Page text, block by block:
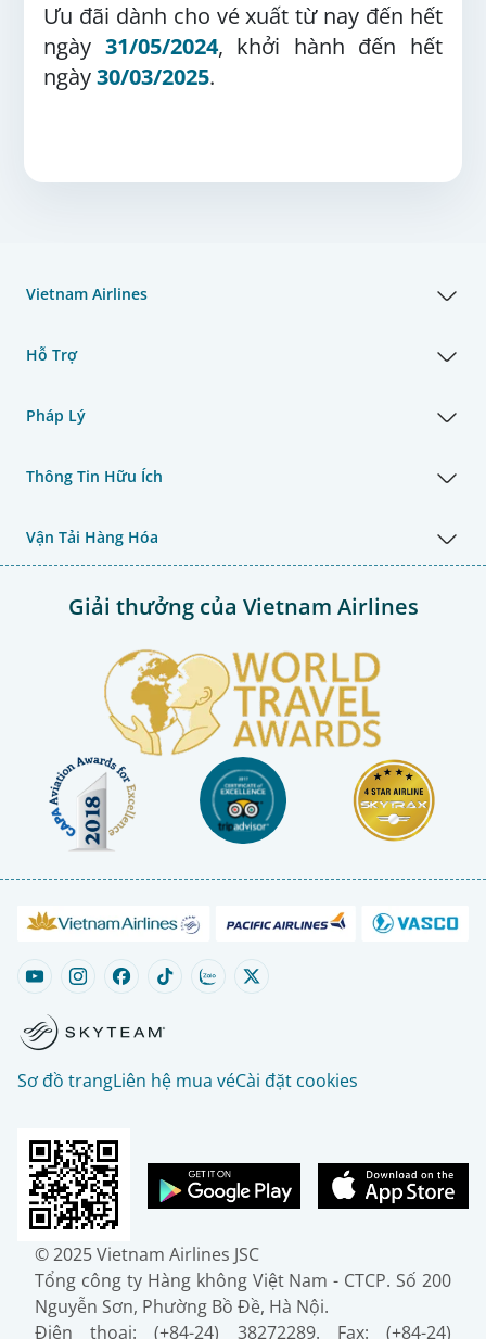
Ưu đãi dành cho vé xuất từ nay đến hết
ngày 31/05/2024, khởi hành đến hết
ngày30/03/2025.
Vietnam Airlines
Hỗ Trợ
Pháp Lý
Thông Tin Hữu Ích
Vận Tải Hàng Hóa
Giải thưởng của Vietnam Airlines
Sơ đồ trangLiên hệ mua véCài đặt cookies
© 2025 Vietnam Airlines JSC
Tổng công ty Hàng không Việt Nam - CTCP. Số 200
Nguyễn Sơn, Phường Bồ Đề, Hà Nội.
Điện thoại: (+84-24) 38272289. Fax: (+84-24)